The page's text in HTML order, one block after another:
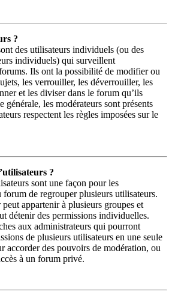
?
des utilisateurs individuels (ou des
individuels) qui surveillent
Ils ont la possibilité de modifier ou
les verrouiller, les déverrouiller, les
et les diviser dans le forum qu’ils
générale, les modérateurs sont présents
respectent les règles imposées sur le
?
sont une façon pour les
forum de regrouper plusieurs utilisateurs.
appartenir à plusieurs groupes et
détenir des permissions individuelles.
aux administrateurs qui pourront
de plusieurs utilisateurs en une seule
accorder des pouvoirs de modération, ou
à un forum privé.